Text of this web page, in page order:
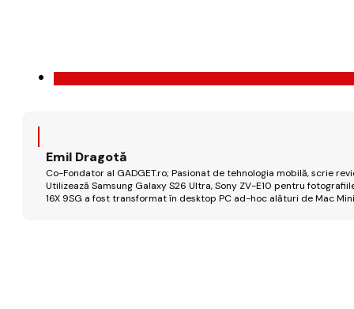
Emil Dragotă
Co-Fondator al GADGET.ro; Pasionat de tehnologia mobilă, scrie
Utilizează Samsung Galaxy S26 Ultra, Sony ZV-E10 pentru
16X 9SG a fost transformat în desktop PC ad-hoc alături de Mac